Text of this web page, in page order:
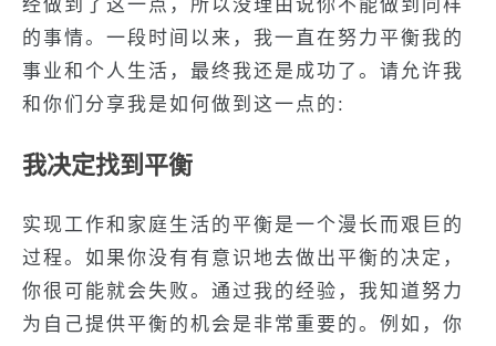
经做到了这一点，所以没理由说你不能做到同样
的事情。一段时间以来，我一直在努力平衡我的
事业和个人生活，最终我还是成功了。请允许我
和你们分享我是如何做到这一点的 :
我决定找到平衡
实现工作和家庭生活的平衡是一个漫长而艰巨的
过程。如果你没有有意识地去做出平衡的决定，
你很可能就会失败。通过我的经验，我知道努力
为自己提供平衡的机会是非常重要的。例如，你